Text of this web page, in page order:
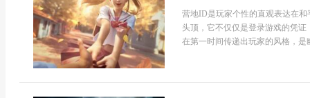
营地ID是玩家个性的直观表达在
头顶，它不仅仅是登录游戏的凭
在第一时间传递出玩家的风格，